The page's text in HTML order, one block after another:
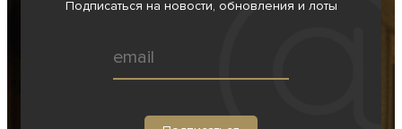
Подписаться на новости, обновления и лоты